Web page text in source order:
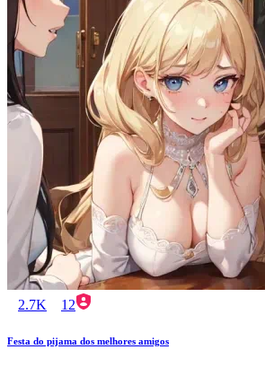
2.7K 12
Festa do pijama dos melhores amigos